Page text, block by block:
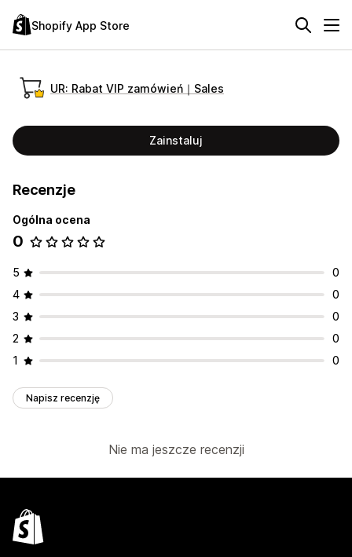
Shopify App Store
UR: Rabat VIP zamówień｜Sales
Zainstaluj
Recenzje
Ogólna ocena
0
5
0
4
0
3
0
2
0
1
0
Napisz recenzję
Nie ma jeszcze recenzji